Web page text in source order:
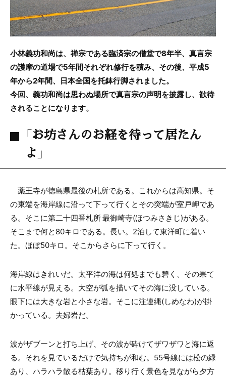
小林義功和尚は、禅宗である臨済宗の僧堂で8年半、真言宗
の護摩の道場で5年間それぞれ修行を積み、その後、平成5
年から2年間、日本全国を托鉢行脚されました。
今回、義功和尚は思わぬ場所で真言宗の声明を披露し、歓待
されることになります。
「お坊さんのお経を待って居たん
よ」
薬王寺が徳島県最後の札所である。これからは高知県。そ
の東端を海岸線に沿って下って行くとその突端が室戸岬であ
る。そこに第二十四番札所 最御崎寺(ほつみさきじ)がある。
そこまで何と80キロである。長い。2泊して東洋町に着い
た。ほぼ50キロ。そこからさらに下って行く。
海岸線はきれいだ。太平洋の海は何処までも碧く、その果て
に水平線が見える。大空が弧を描いてその海に没している。
眼下には大きな岩と小さな岩。そこに注連縄(しめなわ)が掛
かっている。夫婦岩だ。
波がザブーンと打ち上げ、その波が砕けてザワザワと海に返
る。それを見ているだけで気持ちが和む。55号線には松の緑
あり、ハラハラ散る枯葉あり。移り行く景色を見ながら夕方